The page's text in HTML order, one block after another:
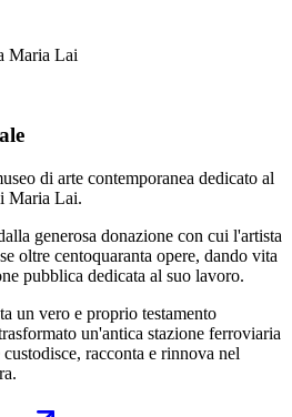
Maria Lai
di arte contemporanea dedicato al
Maria Lai.
generosa donazione con cui l'artista
oltre centoquaranta opere, dando vita
pubblica dedicata al suo lavoro.
un vero e proprio testamento
un'antica stazione ferroviaria
racconta e rinnova nel